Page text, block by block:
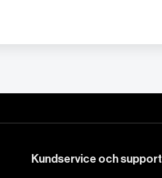
Kundservice och support